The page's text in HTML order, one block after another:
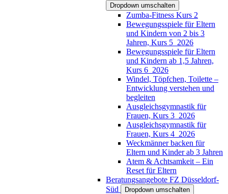
Dropdown umschalten
Zumba-Fitness Kurs 2
Bewegungsspiele für Eltern
und Kindern von 2 bis 3
Jahren, Kurs 5_2026
Bewegungsspiele für Eltern
und Kindern ab 1,5 Jahren,
Kurs 6_2026
Windel, Töpfchen, Toilette –
Entwicklung verstehen und
begleiten
Ausgleichsgymnastik für
Frauen, Kurs 3_2026
Ausgleichsgymnastik für
Frauen, Kurs 4_2026
Weckmänner backen für
Eltern und Kinder ab 3 Jahren
Atem & Achtsamkeit – Ein
Reset für Eltern
Beratungsangebote FZ Düsseldorf-
Süd
Dropdown umschalten